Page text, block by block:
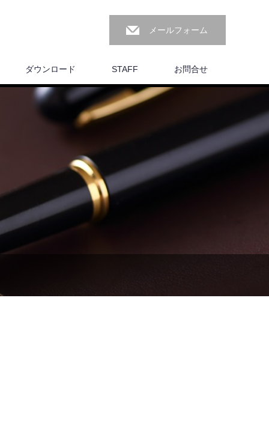
メールフォーム
ダウンロード STAFF お問合せ